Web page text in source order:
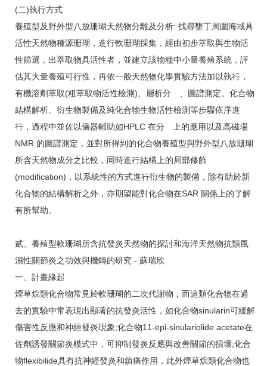
(二)執行方式
養殖型及野外型八放珊瑚天然物分離及分析: 找尋墾丁周圍海域具
活性天然物種源珊瑚，進行軟珊瑚採集，經由初步萃取與生物活
性篩選，出萃取物具活性者，並建立該物種中小量養殖系統，評
估其大量養殖可行性，再依一般天然物化學實驗方法加以執行，
有機溶劑萃取(粗萃取物活性檢測)、層析分離、圖譜測定、化合物
結構解析、衍生物製備及純化合物生物活性檢測等步驟依序進
行，過程中並佐以儀器輔助如HPLC 在分離上的應用以及高磁場
NMR 的圖譜測定，並對所得到的化合物養殖型與野外型八放珊瑚
所含天然物成分之比較，同時進行結構上的局部修飾
(modification)，以系統性的方式進行衍生物的製備，除有助於新
化合物的結構解析之外，亦期望能對化合物在SAR 關係上的了解
有所幫助。
貳、養殖型軟珊瑚所含抗發炎天然物的探討和海洋天然物抗類風
濕性關節炎之功效與機轉的研究 - 蘇瑞欣
一、計畫緣起
煙草烷類化合物常見於軟珊瑚的二次代謝物，而這類化合物在過
去的實驗中常表現出顯著的抗發炎活性，如化合物sinularin可緩解
傷害性反應和神經發炎現象;化合物11-epi-sinulariolide acetate在
佐劑誘發關節炎模式中，可抑制發炎反應與改善關節的損壞;化合
物flexibilide具有抗神經發炎和鎮痛作用，此外煙草烷類化合物也